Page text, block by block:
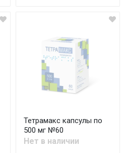
Тетрамакс капсулы по
500 мг №60
Нет в наличии